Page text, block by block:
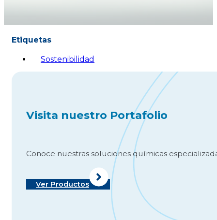
Etiquetas
Sostenibilidad
Visita nuestro Portafolio
Conoce nuestras soluciones químicas
Ver Productos